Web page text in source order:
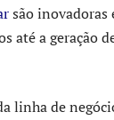
são inovadoras
até a geração
linha de